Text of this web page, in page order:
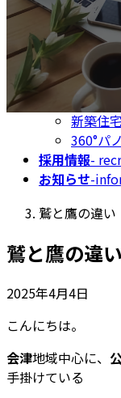
リフォ
不動産
古物営
宿泊事
補助金
実績・施工事例
新築住宅
360°パ
採用情報-
お知らせ-
鷲と鷹の違い
鷲と鷹の違い
2025年4月4日
こんにちは。
会津地域中心に、
手掛けている